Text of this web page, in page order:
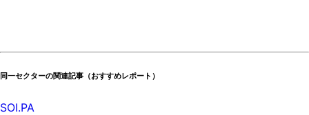
同一セクターの関連記事（おすすめレポート）
SOI.PA